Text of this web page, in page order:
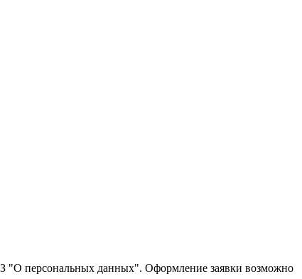
"О персональных данных". Оформление заявки возможно